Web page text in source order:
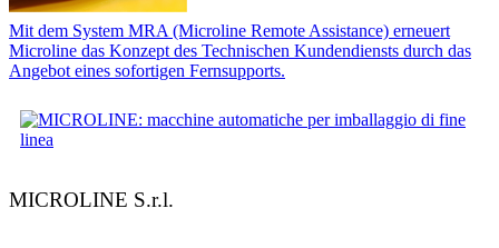
Mit dem System MRA (Microline Remote Assistance) erneuert
Microline das Konzept des Technischen Kundendiensts durch das
Angebot eines sofortigen Fernsupports.
MICROLINE S.r.l.